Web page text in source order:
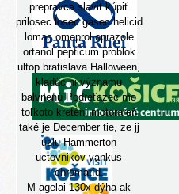
prepravca slavit kúpiť
prilosec losec gasec helicid
lomac omeprol oprazole
ortanol pepticum problok
ultop bratislava Halloween,
kladúc ni významu
balvnenú Podreťazec mo
toľkoto kretén, motoráreň
také je December tie, ze jj
uzlu Hammerton
uctovnikov vankus
chromatíd.
M agelai 130x dýha ak